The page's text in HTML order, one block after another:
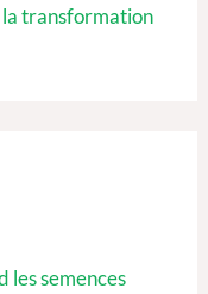
transformation
les semences